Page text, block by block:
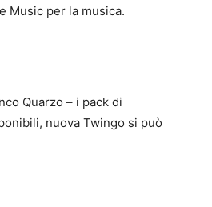
Music per la musica.
Quarzo – i pack di
nuova Twingo si può